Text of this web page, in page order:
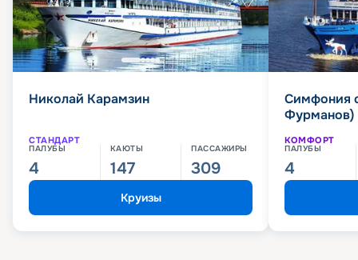
Николай Карамзин
СТАНДАРТ
ПАЛУБЫ
4
КАЮТЫ
147
ПАССАЖИРЫ
309
Круизы
Симфония
Фурманов)
КОМФОРТ
ПАЛУБЫ
4